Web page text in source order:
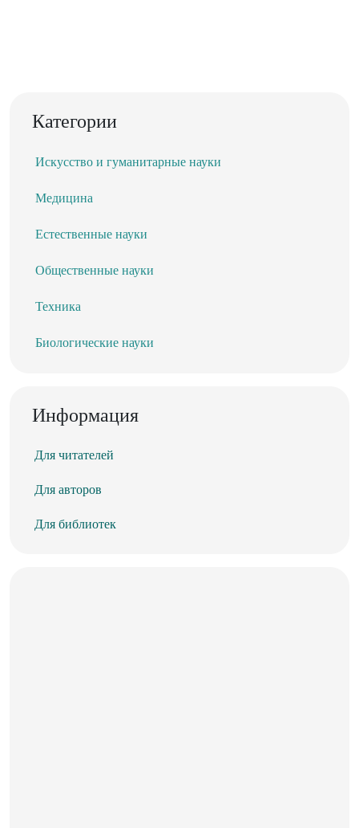
Категории
Искусство и гуманитарные науки
Медицина
Естественные науки
Общественные науки
Техника
Биологические науки
Информация
Для читателей
Для авторов
Для библиотек